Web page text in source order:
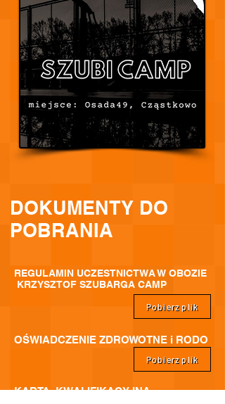
DOKUMENTY DO
POBRANIA
REGULAMIN UCZESTNICTWA W OBOZIE
KRZYSZTOF SZUBARGA CAMP
Pobierz plik
OŚWIADCZENIE ZDROWOTNE i RODO
Pobierz plik
KARTA KWALIFIKACYJNA